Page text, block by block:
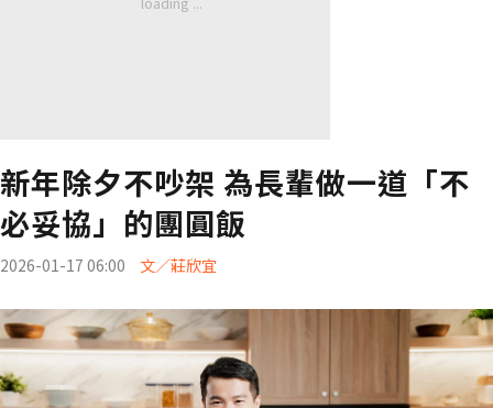
新年除夕不吵架 為長輩做一道「不
必妥協」的團圓飯
2026-01-17 06:00 文／莊欣宜